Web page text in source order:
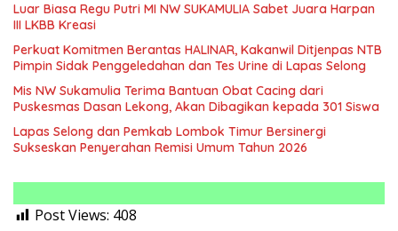
Luar Biasa Regu Putri MI NW SUKAMULIA Sabet Juara Harpan
III LKBB Kreasi
Perkuat Komitmen Berantas HALINAR, Kakanwil Ditjenpas NTB
Pimpin Sidak Penggeledahan dan Tes Urine di Lapas Selong
Mis NW Sukamulia Terima Bantuan Obat Cacing dari
Puskesmas Dasan Lekong, Akan Dibagikan kepada 301 Siswa
Lapas Selong dan Pemkab Lombok Timur Bersinergi
Sukseskan Penyerahan Remisi Umum Tahun 2026
Post Views: 408